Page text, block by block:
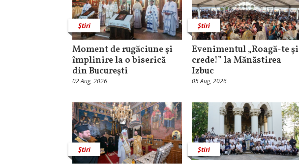
Știri
Moment de rugăciune şi
împlinire la o biserică
din Bucureşti
02 Aug, 2026
Știri
Evenimentul „Roagă-te și
crede!” la Mănăstirea
Izbuc
05 Aug, 2026
Știri Știri